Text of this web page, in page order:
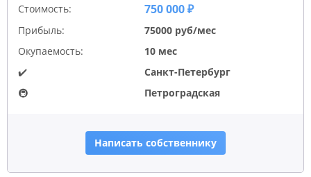
Стоимость: 750 000 ₽
Прибыль:
75000 руб/мес
Окупаемость:
10 мес
✔️
Санкт-Петербург
🚇
Петроградская
Написать собственнику